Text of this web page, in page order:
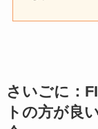
さいごに：
トの方が良